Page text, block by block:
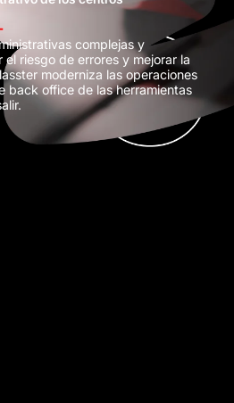
complejas y
riesgo de errores y mejorar la
moderniza las operaciones
back office de las herramientas